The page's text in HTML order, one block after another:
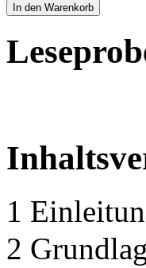
In den Warenkorb
1
2